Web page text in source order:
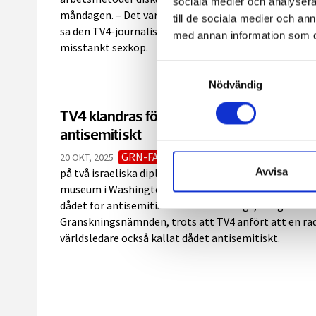
till de sociala medier och
med annan information som
Nödvändig
Avvisa
måndagen. – Det var ett udda tips, inte helt riskfritt,
sa den TV4-journalist som står åtalad för ett
misstänkt sexköp.
TV4 klandras för att ha kallat dåd
antisemitiskt
20 OKT, 2025 GRN-FÄLLNING
på två israeliska diplomater utanför ett judiskt
museum i Washington kallade TV4:s kommentator
dådet för antisemitiskt. Det var osakligt, enligt
Granskningsnämnden, trots att TV4 anfört att en
världsledare också kallat dådet antisemitiskt.